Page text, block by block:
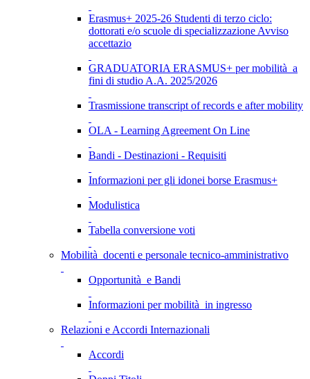
Erasmus+ 2025-26 Studenti di terzo ciclo:
dottorati e/o scuole di specializzazione Avviso
accettazio
GRADUATORIA ERASMUS+ per mobilità a
fini di studio A.A. 2025/2026
Trasmissione transcript of records e after mobility
OLA - Learning Agreement On Line
Bandi - Destinazioni - Requisiti
Informazioni per gli idonei borse Erasmus+
Modulistica
Tabella conversione voti
Mobilità docenti e personale tecnico-amministrativo
Opportunità e Bandi
Informazioni per mobilità in ingresso
Relazioni e Accordi Internazionali
Accordi